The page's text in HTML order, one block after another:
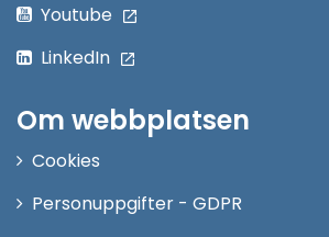
Youtube
LinkedIn
Om webbplatsen
Cookies
Personuppgifter - GDPR